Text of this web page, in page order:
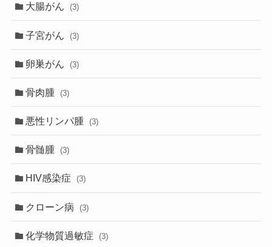
大腸がん (3)
子宮がん (3)
卵巣がん (3)
骨肉腫 (3)
悪性リンパ腫 (3)
骨髄腫 (3)
HIV感染症 (3)
クローン病 (3)
化学物質過敏症 (3)